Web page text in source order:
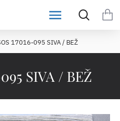
SIVA / BEŽ
17016-095 SIVA / BEŽ